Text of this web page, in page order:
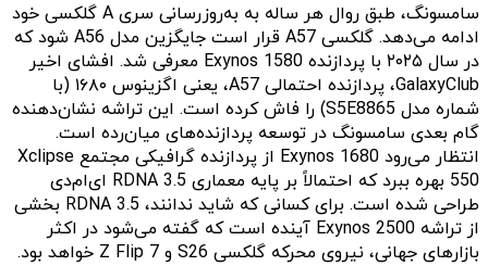
سامسونگ، طبق روال هر ساله به به‌روزرسانی سری A گلکسی خود
ادامه می‌دهد. گلکسی A57 قرار است جایگزین مدل A56 شود که
در سال ۲۰۲۵ با پردازنده Exynos 1580 معرفی شد. افشای اخیر
GalaxyClub، پردازنده احتمالی A57، یعنی اگزینوس ۱۶۸۰ (با
شماره مدل S5E8865) را فاش کرده است. این تراشه نشان‌دهنده
گام بعدی سامسونگ در توسعه پردازنده‌های میان‌رده است.
انتظار می‌رود Exynos 1680 از پردازنده گرافیکی مجتمع Xclipse
550 بهره ببرد که احتمالاً بر پایه معماری RDNA 3.5 ای‌ام‌دی
طراحی شده است. برای کسانی که شاید ندانند، RDNA 3.5 بخشی
از تراشه Exynos 2500 آینده است که گفته می‌شود در اکثر
بازارهای جهانی، نیروی محرکه گلکسی S26 و Z Flip 7 خواهد بود.